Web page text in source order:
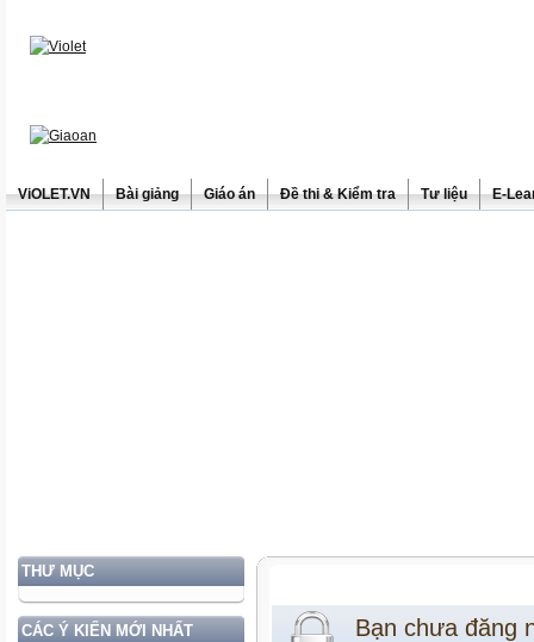
ViOLET.VN Bài giảng Giáo án Đề thi & Kiểm tra Tư liệu E-
THƯ MỤC
CÁC Ý KIẾN MỚI NHẤT Bạn chưa đăng